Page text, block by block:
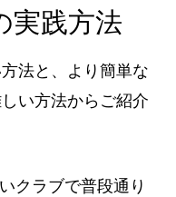
実践方法
法と、より簡単な
い方法からご紹介
クラブで普段通り